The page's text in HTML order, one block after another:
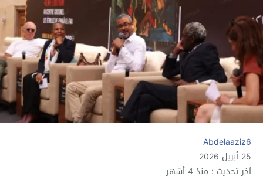
Abdelaaziz6
25 أبريل 2026
آخر تحديث : منذ 4 أشهر